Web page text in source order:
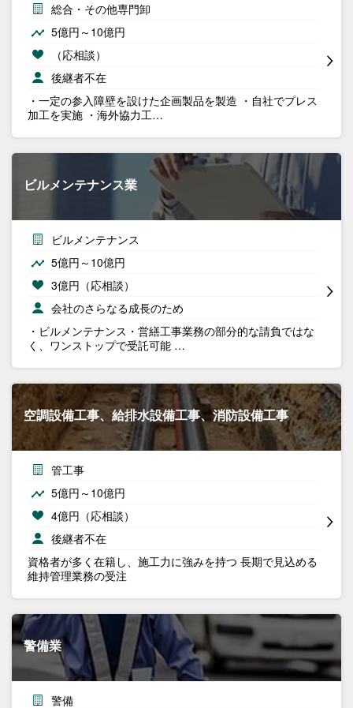
総合・その他専門卸
5億円～10億円
（応相談）
後継者不在
・一定の参入障壁を設けた企画製品を製造 ・自社でプレス
加工を実施 ・海外協力工…
ビルメンテナンス業
ビルメンテナンス
5億円～10億円
3億円（応相談）
会社のさらなる成長のため
・ビルメンテナンス・営繕工事業務の部分的な請負ではな
く、ワンストップで受託可能 …
空調設備工事、給排水設備工事、消防設備工事
管工事
5億円～10億円
4億円（応相談）
後継者不在
資格者が多く在籍し、施工力に強みを持つ 長期で見込める
維持管理業務の受注
警備業
警備